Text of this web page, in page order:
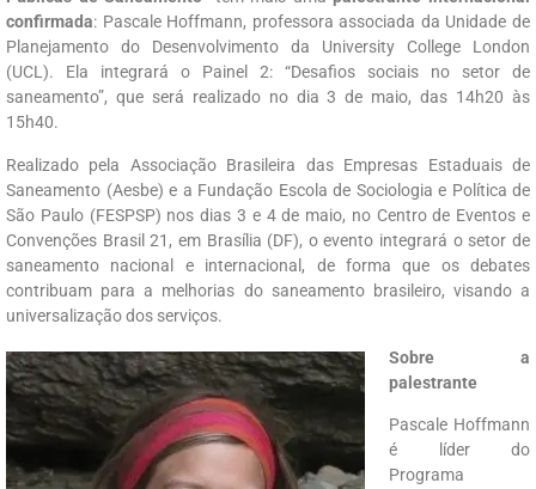
confirmada: Pascale Hoffmann, professora associada da Unidade de
Planejamento do Desenvolvimento da University College London
(UCL). Ela integrará o Painel 2: “Desafios sociais no setor de
saneamento”, que será realizado no dia 3 de maio, das 14h20 às
15h40.
Realizado pela Associação Brasileira das Empresas Estaduais de
Saneamento (Aesbe) e a Fundação Escola de Sociologia e Política de
São Paulo (FESPSP) nos dias 3 e 4 de maio, no Centro de Eventos e
Convenções Brasil 21, em Brasília (DF), o evento integrará o setor de
saneamento nacional e internacional, de forma que os debates
contribuam para a melhorias do saneamento brasileiro, visando a
universalização dos serviços.
Sobre a
palestrante
Pascale Hoffmann
é líder do
Programa